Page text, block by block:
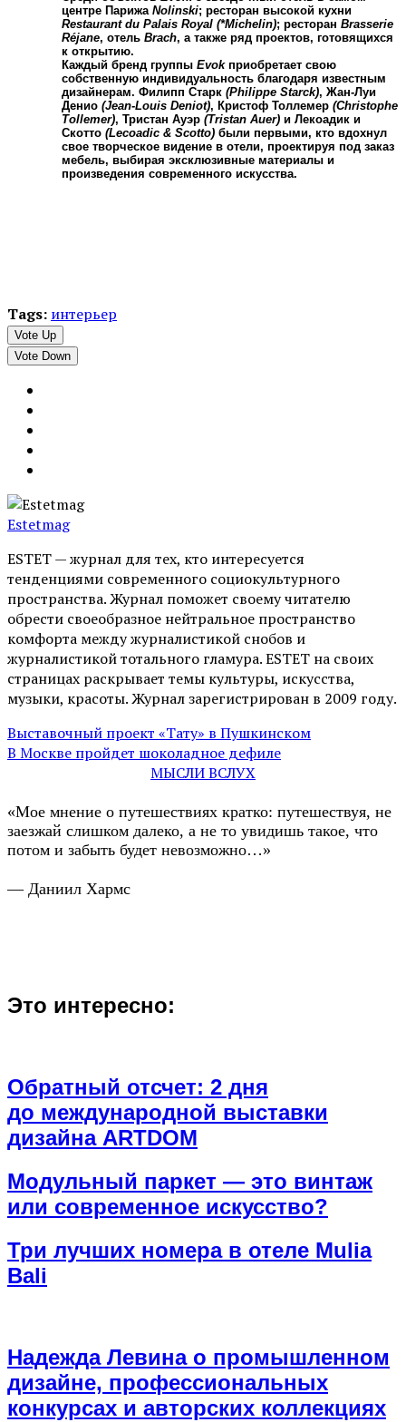
центре Парижа Nolinski; ресторан высокой кухни
Restaurant du Palais Royal (*Michelin); ресторан Brasserie
Réjane, отель Brach, а также ряд проектов, готовящихся
к открытию.
Каждый бренд группы Evokприобретает свою
собственную индивидуальность благодаря известным
дизайнерам. Филипп Старк (Philippe Starck), Жан-Луи
Денио (Jean-Louis Deniot), Кристоф Толлемер (Christophe
Tollemer), Тристан Ауэр (Tristan Auer) и Лекоaдик и
Скотто (Lecoadic & Scotto) были первыми, кто вдохнул
свое творческое видение в отели, проектируя под заказ
мебель, выбирая эксклюзивные материалы и
произведения современного искусства.
Tags: интерьер
Vote Up
Vote Down
Estetmag
ESTET — журнал для тех, кто интересуeтся
тенденциями современного социокультурного
пространства. Журнал поможет своему читателю
обрести своеобразное нейтральное пространство
комфорта между журналистикой снобов и
журналистикой тотального гламура. ESTET на своих
страницах раскрывает темы культуры, искусства,
музыки, красоты. Журнал зарегистрирован в 2009 году.
Выставочный проект «Tату» в Пушкинском
В Москве пройдет шоколадное дефиле
МЫСЛИ ВСЛУХ
«Мое мнение о путешествиях кратко: путешествуя, не
заезжай слишком далеко, а не то увидишь такое, что
потом и забыть будет невозможно…»
— Даниил Хармс
Это интересно:
Обратный отсчет: 2 дня
до международной выставки
дизайна ARTDOM
Модульный паркет — это винтаж
или современное искусство?
Три лучших номера в отеле Mulia
Bali
Надежда Левина о промышленном
дизайне, профессиональных
конкурсах и авторских коллекциях